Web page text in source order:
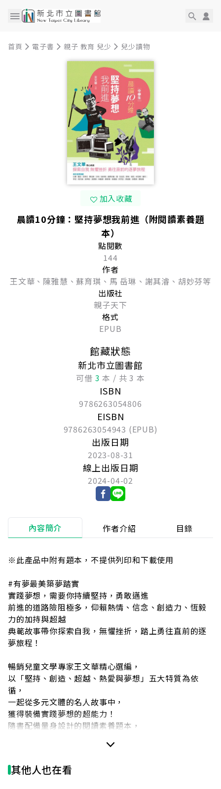
首頁 電子書 親子 教育 兒少 兒少讀物
加入收藏
晨讀10分鐘：堅持夢想我前進（附閱讀素養題
本）
點閱數
144
作者
王文華、陳雅慧、蘇育琪、馬 岳琳、謝其濬、胡妙芬等
出版社
親子天下
格式
EPUB
館藏狀態
新北市立圖書館
可借 3 本 / 共 3 本
ISBN
9786263054806
EISBN
9786263054943 (EPUB)
出版日期
2023-08-31
線上出版日期
2024-04-02
內容簡介 作者介紹 目錄
※此產品中附有題本，不提供列印和下載使用
#有夢最美築夢踏實
實踐夢想，需要你持續堅持，勇敢邁進
前進的道路險阻極多，仰賴熱情、信念、創造力、恆毅
力的加持與超越
典範故事帶你探索自我，無懼挫折，踏上勇往直前的逐
夢旅程！
暢銷兒童文學專家王文華精心選編，
以「堅持、創造、超越、熱愛與夢想」五大特質為依
循，
一起從多元文體的名人故事中，
獲得裝備實踐夢想的超能力！
隨書配備量身設計的閱讀素養題本，
動教師｜
其他人也在看